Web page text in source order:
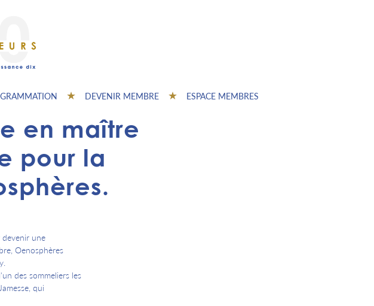
DEVENIR MEMBRE ESPACE MEMBRES
en maître
pour la
une
Oenosphères
des sommeliers les
qui